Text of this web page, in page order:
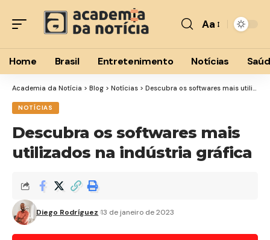
Font
Resizer
Aa
Home Brasil Entretenimento Notícias
Academia da Notícia > Blog > Notícias > Descubra os softwares mais utilizados na indústria gráfica
NOTÍCIAS
Descubra os softwares mais
utilizados na indústria gráfica
Diego Rodríguez 13 de janeiro de 2023